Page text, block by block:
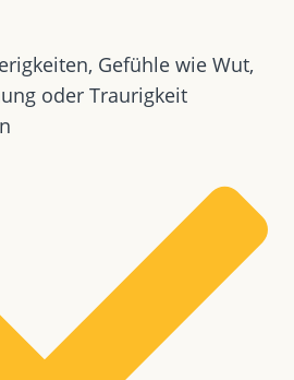
Gefühle wie Wut,
oder Traurigkeit